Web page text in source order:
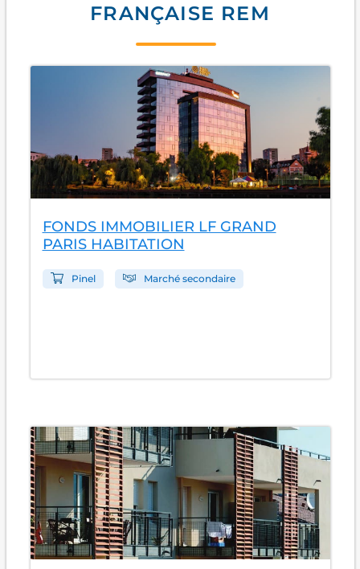
FRANÇAISE REM
FONDS IMMOBILIER LF GRAND
PARIS HABITATION
Pinel Marché secondaire